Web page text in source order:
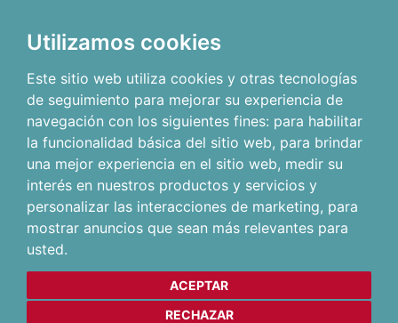
Utilizamos cookies
Este sitio web utiliza cookies y otras tecnologías
de seguimiento para mejorar su experiencia de
navegación con los siguientes fines: para habilitar
la funcionalidad básica del sitio web, para brindar
una mejor experiencia en el sitio web, medir su
interés en nuestros productos y servicios y
personalizar las interacciones de marketing, para
mostrar anuncios que sean más relevantes para
usted.
ACEPTAR
RECHAZAR